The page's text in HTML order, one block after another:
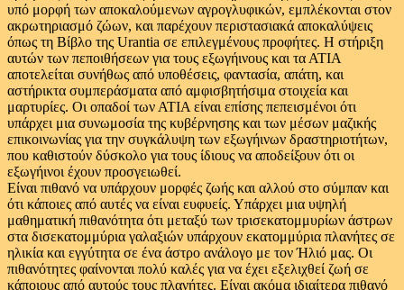
υπό μορφή των αποκαλούμενων αγρογλυφικών, εμπλέκονται στον
ακρωτηριασμό ζώων, και παρέχουν περιστασιακά αποκαλύψεις
όπως τη Βίβλο της Urantia σε επιλεγμένους προφήτες. Η στήριξη
αυτών των πεποιθήσεων για τους εξωγήινους και τα ΑΤΙΑ
αποτελείται συνήθως από υποθέσεις, φαντασία, απάτη, και
αστήρικτα συμπεράσματα από αμφισβητήσιμα στοιχεία και
μαρτυρίες. Οι οπαδοί των ΑΤΙΑ είναι επίσης πεπεισμένοι ότι
υπάρχει μια συνωμοσία της κυβέρνησης και των μέσων μαζικής
επικοινωνίας για την συγκάλυψη των εξωγήινων δραστηριοτήτων,
που καθιστούν δύσκολο για τους ίδιους να αποδείξουν ότι οι
εξωγήινοι έχουν προσγειωθεί.
Είναι πιθανό να υπάρχουν μορφές ζωής και αλλού στο σύμπαν και
ότι κάποιες από αυτές να είναι ευφυείς. Υπάρχει μια υψηλή
μαθηματική πιθανότητα ότι μεταξύ των τρισεκατομμυρίων άστρων
στα δισεκατομμύρια γαλαξιών υπάρχουν εκατομμύρια πλανήτες σε
ηλικία και εγγύτητα σε ένα άστρο ανάλογο με τον Ήλιό μας. Οι
πιθανότητες φαίνονται πολύ καλές για να έχει εξελιχθεί ζωή σε
κάποιους από αυτούς τους πλανήτες. Είναι ακόμα ιδιαίτερα πιθανό